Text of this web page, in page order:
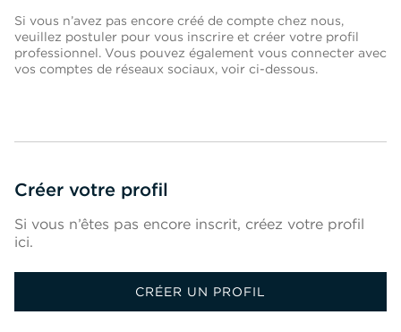
Si vous n’avez pas encore créé de compte chez nous,
veuillez postuler pour vous inscrire et créer votre profil
professionnel. Vous pouvez également vous connecter avec
vos comptes de réseaux sociaux, voir ci-dessous.
Créer votre profil
Si vous n’êtes pas encore inscrit, créez votre profil
ici.
CRÉER UN PROFIL